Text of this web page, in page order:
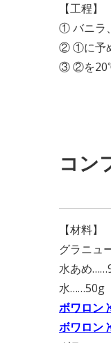
【工程】
① バニラ
② ①に予
③ ②を20℃
コン
【材料】
グラニュ
水あめ
水……50g
ボワロン
ボワロン